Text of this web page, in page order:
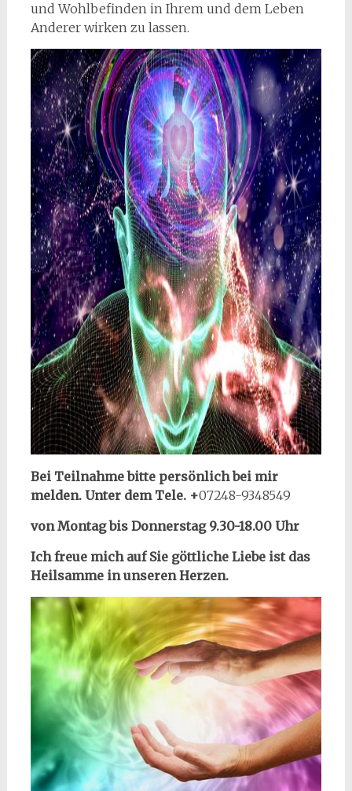
und Wohlbefinden in Ihrem und dem Leben
Anderer wirken zu lassen.
Bei Teilnahme bitte persönlich bei mir
melden. Unter dem Tele. +07248-9348549
von Montag bis Donnerstag 9.30-18.00 Uhr
Ich freue mich auf Sie göttliche Liebe ist das
Heilsamme in unseren Herzen.